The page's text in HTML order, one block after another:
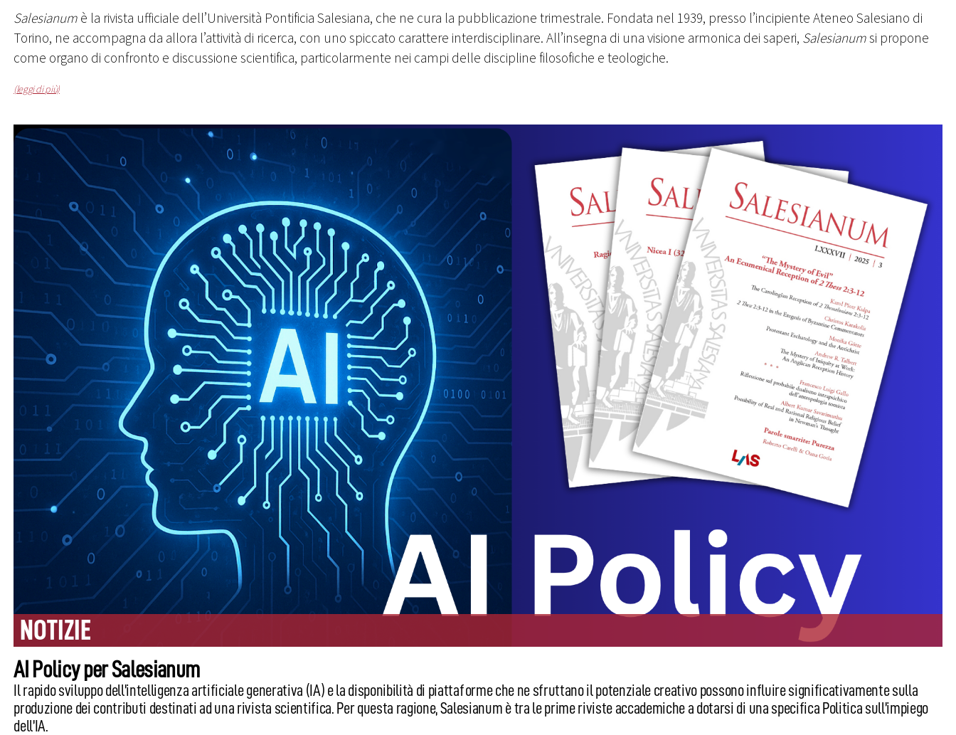
Salesianumè la rivista ufficiale dell’Università Pontificia Salesiana, che ne cura la pubblicazione trimestrale. Fondata nel 1939, presso l’incipiente Ateneo Salesiano di
Torino, ne accompagna da allora l’attività di ricerca, con uno spiccato carattere interdisciplinare. All’insegna di una visione armonica dei saperi, Salesianumsi propone
come organo di confronto e discussione scientifica, particolarmente nei campi delle discipline filosofiche e teologiche.
(leggi di più)
NOTIZIE
AI Policy per Salesianum
Il rapido sviluppo dell’intelligenza artificiale generativa (IA) e la disponibilità di piattaforme che ne sfruttano il potenziale creativo possono influire significativamente sulla
produzione dei contributi destinati ad una rivista scientifica. Per questa ragione, Salesianum è tra le prime riviste accademiche a dotarsi di una specifica Politica sull’impiego
dell’IA.